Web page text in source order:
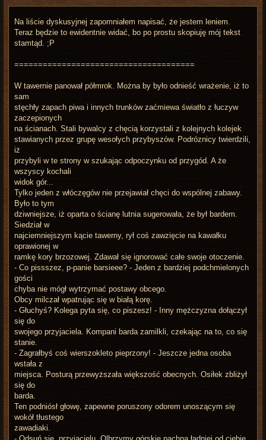
tNa liście dyskusyjnej zapomniałem napisać, że jestem leniem.
Teraz będzie to ewidentnie widać, bo po prostu skopiuję mój tekst
stamtąd. ;P
======================================
W tawernie panował półmrok. Można by było odnieść wrażenie, iż to
sam
stęchły zapach piwa i innych trunków zaćmiewa światło z łuczyw
zaczepionych
na ścianach. Stali bywalcy z chęcią korzystali z kolejnych kolejek
stawianych przez grupę wesołych przybyszów. Podróznicy twierdzili,
iż
przybyli w te strony w szukając odpoczynku od przygód. A że
wszyscy kochali
widok gór...
Tylko jeden z włóczęgów nie przejawiał chęci do wspólnej zabawy.
Było to tym
dziwniejsze, iż oparta o ścianę lutnia sugerowała, że był bardem.
Siedział w
najciemniejszym kącie tawerny, rył coś zawzięcie na kawałku
oprawionej w
ramkę kory brzozowej. Zdawał się ignorować całe swoje otoczenie.
- Co pissszez, p-panie barsieee? - Jeden z bardziej podchmielonych
gości
chyba nie mógł wytrzymać postawy obcego.
Obcy milczał wpatrując się w białą korę.
- Głuchyś? Kolega pyta się, co piszesz! - Inny mężczyzna dołączył
się do
swojego przyjaciela. Kompani barda zamilkli, czekając na to, co się
stanie.
- Zagrałbyś coś wierszokleto pieprzony! - Jeszcze jedna osoba
wstała z
miejsca. Posturą przewyższała większość obecnych. Osiłek zbliżył
się do
barda.
Ten podniósł głowę, zapewne poruszony odorem unoszącym się
wokół tłustego
zawadiaki.